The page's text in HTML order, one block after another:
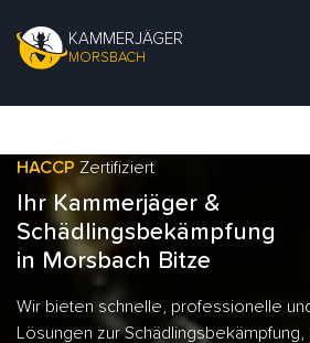
KAMMERJÄGER
MORSBACH
HACCP Zertifiziert
Ihr Kammerjäger &
Schädlingsbekämpfung
in Morsbach Bitze
Wir bieten schnelle, professionelle
Lösungen zur Schädlingsbekämpfung,